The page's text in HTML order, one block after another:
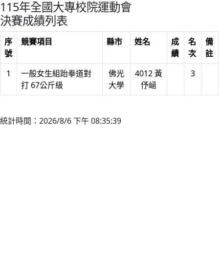
115年全國大專校院運動會
決賽成績列表
序
號
競賽項目 縣市 姓名
成
績
名
次
備
註
1
一般女生組跆拳道對
打 67公斤級
佛光
大學
4012 黃
伃崡
3
統計時間：2026/8/6 下午 08:35:39